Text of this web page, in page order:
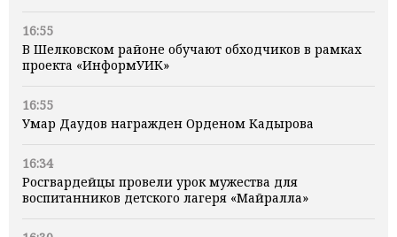
16:55
В Шелковском районе обучают обходчиков в рамках
проекта «ИнформУИК»
16:55
Умар Даудов награжден Орденом Кадырова
16:34
Росгвардейцы провели урок мужества для
воспитанников детского лагеря «Майралла»